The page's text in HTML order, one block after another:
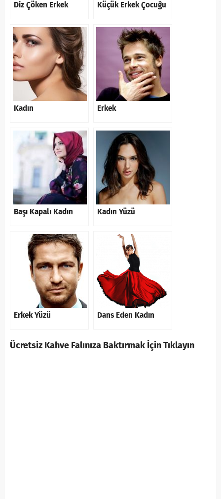
Diz Çöken Erkek Küçük Erkek Çocuğu
Kadın Erkek
Başı Kapalı Kadın Kadın Yüzü
Erkek Yüzü Dans Eden Kadın
Ücretsiz Kahve Falınıza Baktırmak İçin Tıklayın